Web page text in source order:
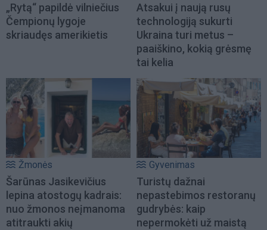
„Rytą“ papildė vilniečius
Čempionų lygoje
skriaudęs amerikietis
Atsakui į naują rusų
technologiją sukurti
Ukraina turi metus –
paaiškino, kokią grėsmę
tai kelia
Žmonės
Šarūnas Jasikevičius
lepina atostogų kadrais:
nuo žmonos neįmanoma
atitraukti akių
Gyvenimas
Turistų dažnai
nepastebimos restoranų
gudrybės: kaip
nepermokėti už maistą